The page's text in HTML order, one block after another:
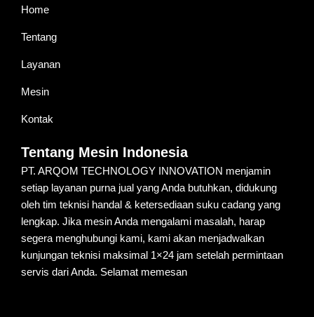
Home
Tentang
Layanan
Mesin
Kontak
Tentang Mesin Indonesia
PT. ARQOM TECHNOLOGY INNOVATION menjamin
setiap layanan purna jual yang Anda butuhkan, didukung
oleh tim teknisi handal & ketersediaan suku cadang yang
lengkap. Jika mesin Anda mengalami masalah, harap
segera menghubungi kami, kami akan menjadwalkan
kunjungan teknisi maksimal 1×24 jam setelah permintaan
servis dari Anda. Selamat memesan